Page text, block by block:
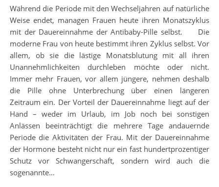
Während die Periode mit den Wechseljahren auf natürliche
Weise endet, managen Frauen heute ihren Monatszyklus
mit der Dauereinnahme der Antibaby-Pille selbst. Die
moderne Frau von heute bestimmt ihren Zyklus selbst. Vor
allem, ob sie die lästige Monatsblutung mit all ihren
Unannehmlichkeiten durchleben möchte oder nicht.
Immer mehr Frauen, vor allem jüngere, nehmen deshalb
die Pille ohne Unterbrechung über einen längeren
Zeitraum ein. Der Vorteil der Dauereinnahme liegt auf der
Hand – weder im Urlaub, im Job noch bei sonstigen
Anlässen beeinträchtigt die mehrere Tage andauernde
Periode die Aktivitäten der Frau. Mit der Dauereinnahme
der Hormone besteht nicht nur ein fast hundertprozentiger
Schutz vor Schwangerschaft, sondern wird auch die
sogenannte…